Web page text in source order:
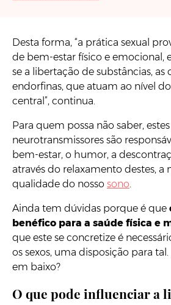
Desta forma, “a prática sexual
de bem-estar físico e emocional,
se a libertação de substâncias, as
endorfinas, que atuam ao nível
central”, continua.
Para quem possa não saber, estes
neurotransmissores são
bem-estar, o humor, a
através do relaxamento destes, a
qualidade do nosso sono.
Ainda tem dúvidas porque é que
benéfico para a saúde física e
que este se concretize é
os sexos, uma disposição para
em baixo?
O que pode influenciar a